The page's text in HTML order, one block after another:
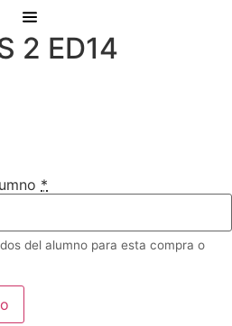
2 ED14
*
del alumno para esta compra o